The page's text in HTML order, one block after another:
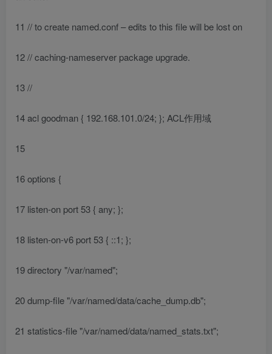
11 // to create named.conf – edits to this file will be lost on
12 // caching-nameserver package upgrade.
13 //
14 acl goodman { 192.168.101.0/24; }; ACL作用域
15
16 options {
17 listen-on port 53 { any; };
18 listen-on-v6 port 53 { ::1; };
19 directory "/var/named";
20 dump-file "/var/named/data/cache_dump.db";
21 statistics-file "/var/named/data/named_stats.txt";